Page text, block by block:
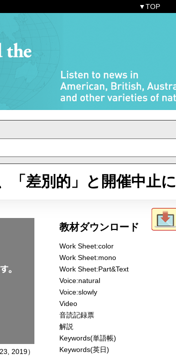
▼TOP
「差別的」と開催中止に
2019）
教材ダウンロード
Work Sheet:color
Work Sheet:mono
Work Sheet:Part&Text
Voice:natural
Voice:slowly
Video
音読記録票
解説
Keywords(単語帳)
Keywords(英日)